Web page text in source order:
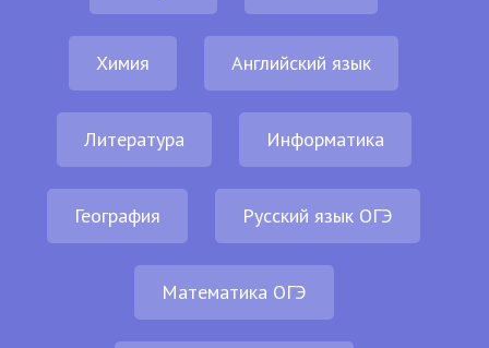
Химия Английский язык
Литература Информатика
География Русский язык ОГЭ
Математика ОГЭ